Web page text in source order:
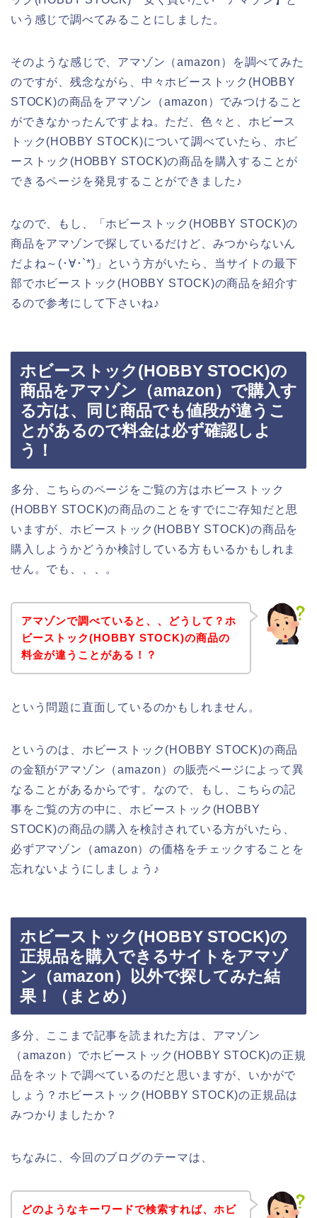
いう感じで調べてみることにしました。
そのような感じで、アマゾン（amazon）を調べてみた
のですが、残念ながら、中々ホビーストック(HOBBY
STOCK)の商品をアマゾン（amazon）でみつけること
ができなかったんですよね。ただ、色々と、ホビース
トック(HOBBY STOCK)について調べていたら、ホビ
ーストック(HOBBY STOCK)の商品を購入することが
できるページを発見することができました♪
なので、もし、「ホビーストック(HOBBY STOCK)の
商品をアマゾンで探しているだけど、みつからないん
だよね～(･∀･`*)」という方がいたら、当サイトの最下
部でホビーストック(HOBBY STOCK)の商品を紹介す
るので参考にして下さいね♪
ホビーストック(HOBBY STOCK)の
商品をアマゾン（amazon）で購入す
る方は、同じ商品でも値段が違うこ
とがあるので料金は必ず確認しよ
う！
多分、こちらのページをご覧の方はホビーストック
(HOBBY STOCK)の商品のことをすでにご存知だと思
いますが、ホビーストック(HOBBY STOCK)の商品を
購入しようかどうか検討している方もいるかもしれま
せん。でも、、、。
アマゾンで調べていると、、どうして？ホ
ビーストック(HOBBY STOCK)の商品の
料金が違うことがある！？
という問題に直面しているのかもしれません。
というのは、ホビーストック(HOBBY STOCK)の商品
の金額がアマゾン（amazon）の販売ページによって異
なることがあるからです。なので、もし、こちらの記
事をご覧の方の中に、ホビーストック(HOBBY
STOCK)の商品の購入を検討されている方がいたら、
必ずアマゾン（amazon）の価格をチェックすることを
忘れないようにしましょう♪
ホビーストック(HOBBY STOCK)の
正規品を購入できるサイトをアマゾ
ン（amazon）以外で探してみた結
果！（まとめ）
多分、ここまで記事を読まれた方は、アマゾン
（amazon）でホビーストック(HOBBY STOCK)の正規
品をネットで調べているのだと思いますが、いかがで
しょう？ホビーストック(HOBBY STOCK)の正規品は
みつかりましたか？
ちなみに、今回のブログのテーマは、
どのようなキーワードで検索すれば、ホビ